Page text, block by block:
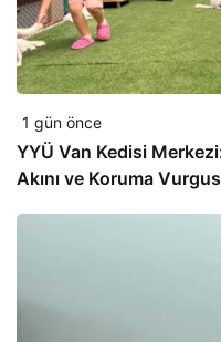
1 gün önce
YYÜ Van Kedisi
Akını ve Koruma